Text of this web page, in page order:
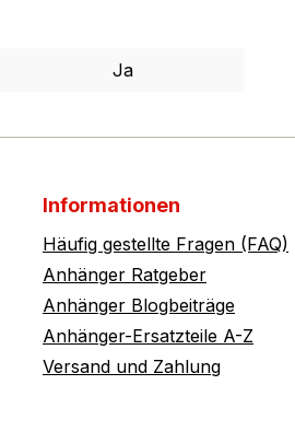
Ja
Informationen
Häufig gestellte Fragen (FAQ)
Anhänger Ratgeber
Anhänger Blogbeiträge
Anhänger-Ersatzteile A-Z
Versand und Zahlung